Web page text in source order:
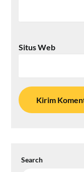
Situs Web
Search